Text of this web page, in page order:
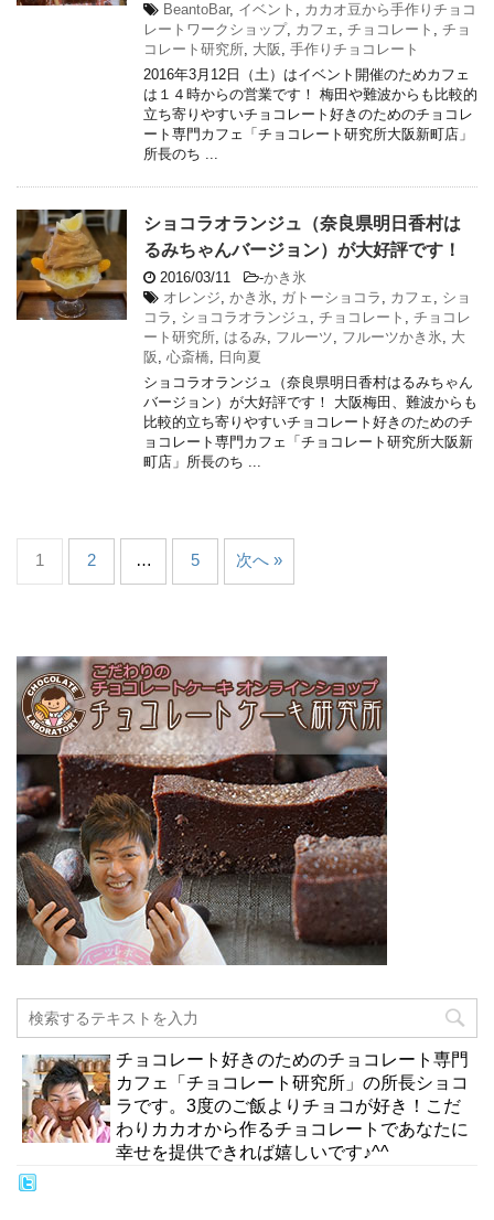
BeantoBar, イベント , カカオ豆から手作りチョコ
レートワークショップ, カフェ , チョコレート , チョ
コレート研究所, 大阪 , 手作りチョコレート
2016年3月12日（土）はイベント開催のためカフェ
は１４時からの営業です！ 梅田や難波からも比較的
立ち寄りやすいチョコレート好きのためのチョコレ
ート専門カフェ「チョコレート研究所大阪新町店」
所長のち ...
ショコラオランジュ（奈良県明日香村は
るみちゃんバージョン）が大好評です！
2016/03/11 -かき氷
オレンジ, かき氷, ガトーショコラ , カフェ , ショ
コラ , ショコラオランジュ , チョコレート , チョコレ
ート研究所, はるみ, フルーツ, フルーツかき氷, 大
阪 , 心斎橋, 日向夏
ショコラオランジュ（奈良県明日香村はるみちゃん
バージョン）が大好評です！ 大阪梅田、難波からも
比較的立ち寄りやすいチョコレート好きのためのチ
ョコレート専門カフェ「チョコレート研究所大阪新
町店」所長のち ...
1 2 … 5 次へ »
チョコレート好きのためのチョコレート専門
カフェ「チョコレート研究所」の所長ショコ
ラです。3度のご飯よりチョコが好き！こだ
わりカカオから作るチョコレートであなたに
幸せを提供できれば嬉しいです♪^^